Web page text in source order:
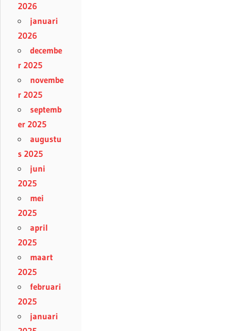
2026
januari
2026
decembe
r 2025
novembe
r 2025
septemb
er 2025
augustu
s 2025
juni
2025
mei
2025
april
2025
maart
2025
februari
2025
januari